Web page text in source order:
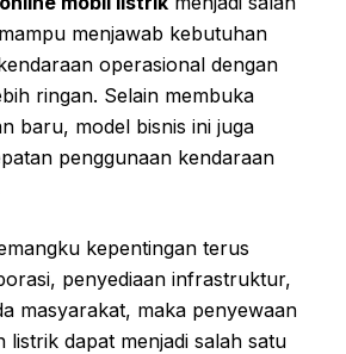
menjawab kebutuhan
operasional dengan
ringan. Selain membuka
baru, model bisnis ini juga
penggunaan kendaraan
kepentingan terus
penyediaan infrastruktur,
masyarakat, maka penyewaan
listrik dapat menjadi salah satu